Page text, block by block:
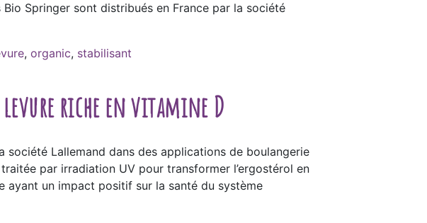
Springer sont distribués en France par la société
, organic, stabilisant
riche en vitamine D
société Lallemand dans des applications de boulangerie
traitée par irradiation UV pour transformer l’ergostérol en
ayant un impact positif sur la santé du système